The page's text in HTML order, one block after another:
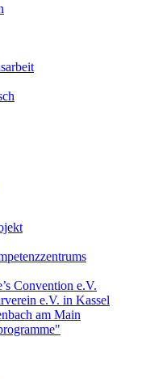
Convention e.V.
e.V. in Kassel
am Main